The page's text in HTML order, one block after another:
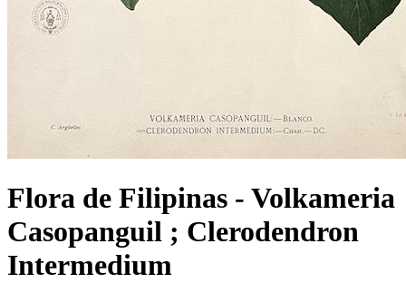
Flora de Filipinas - Volkameria
Casopanguil ; Clerodendron
Intermedium